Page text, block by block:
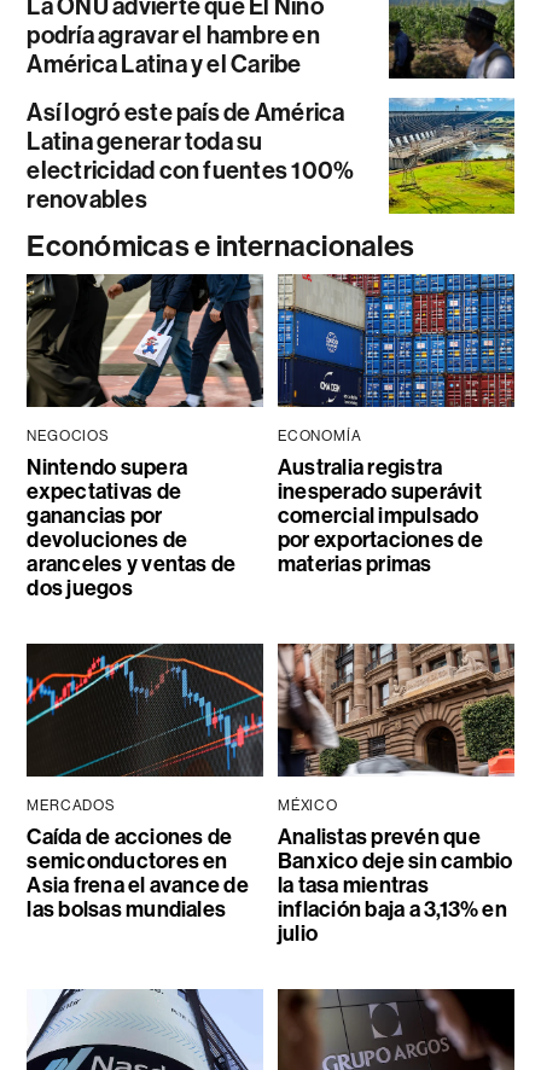
La ONU advierte que El Niño
podría agravar el hambre en
América Latina y el Caribe
Así logró este país de América
Latina generar toda su
electricidad con fuentes 100%
renovables
Económicas e internacionales
NEGOCIOS
Nintendo supera
expectativas de
ganancias por
devoluciones de
aranceles y ventas de
dos juegos
ECONOMÍA
Australia registra
inesperado superávit
comercial impulsado
por exportaciones de
materias primas
MERCADOS
Caída de acciones de
semiconductores en
Asia frena el avance de
las bolsas mundiales
MÉXICO
Analistas prevén que
Banxico deje sin cambio
la tasa mientras
inflación baja a 3,13% en
julio